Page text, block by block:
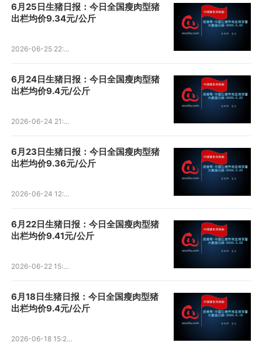
6月25日生猪日报：今日全国瘦肉型猪
出栏均价9.34元/公斤
2026-06-25 22:36:15
6月24日生猪日报：今日全国瘦肉型猪
出栏均价9.4元/公斤
2026-06-24 21:39:49
6月23日生猪日报：今日全国瘦肉型猪
出栏均价9.36元/公斤
2026-06-24 12:22:00
6月22日生猪日报：今日全国瘦肉型猪
出栏均价9.41元/公斤
2026-06-22 15:50:40
6月18日生猪日报：今日全国瘦肉型猪
出栏均价9.4元/公斤
2026-06-18 15:26:01